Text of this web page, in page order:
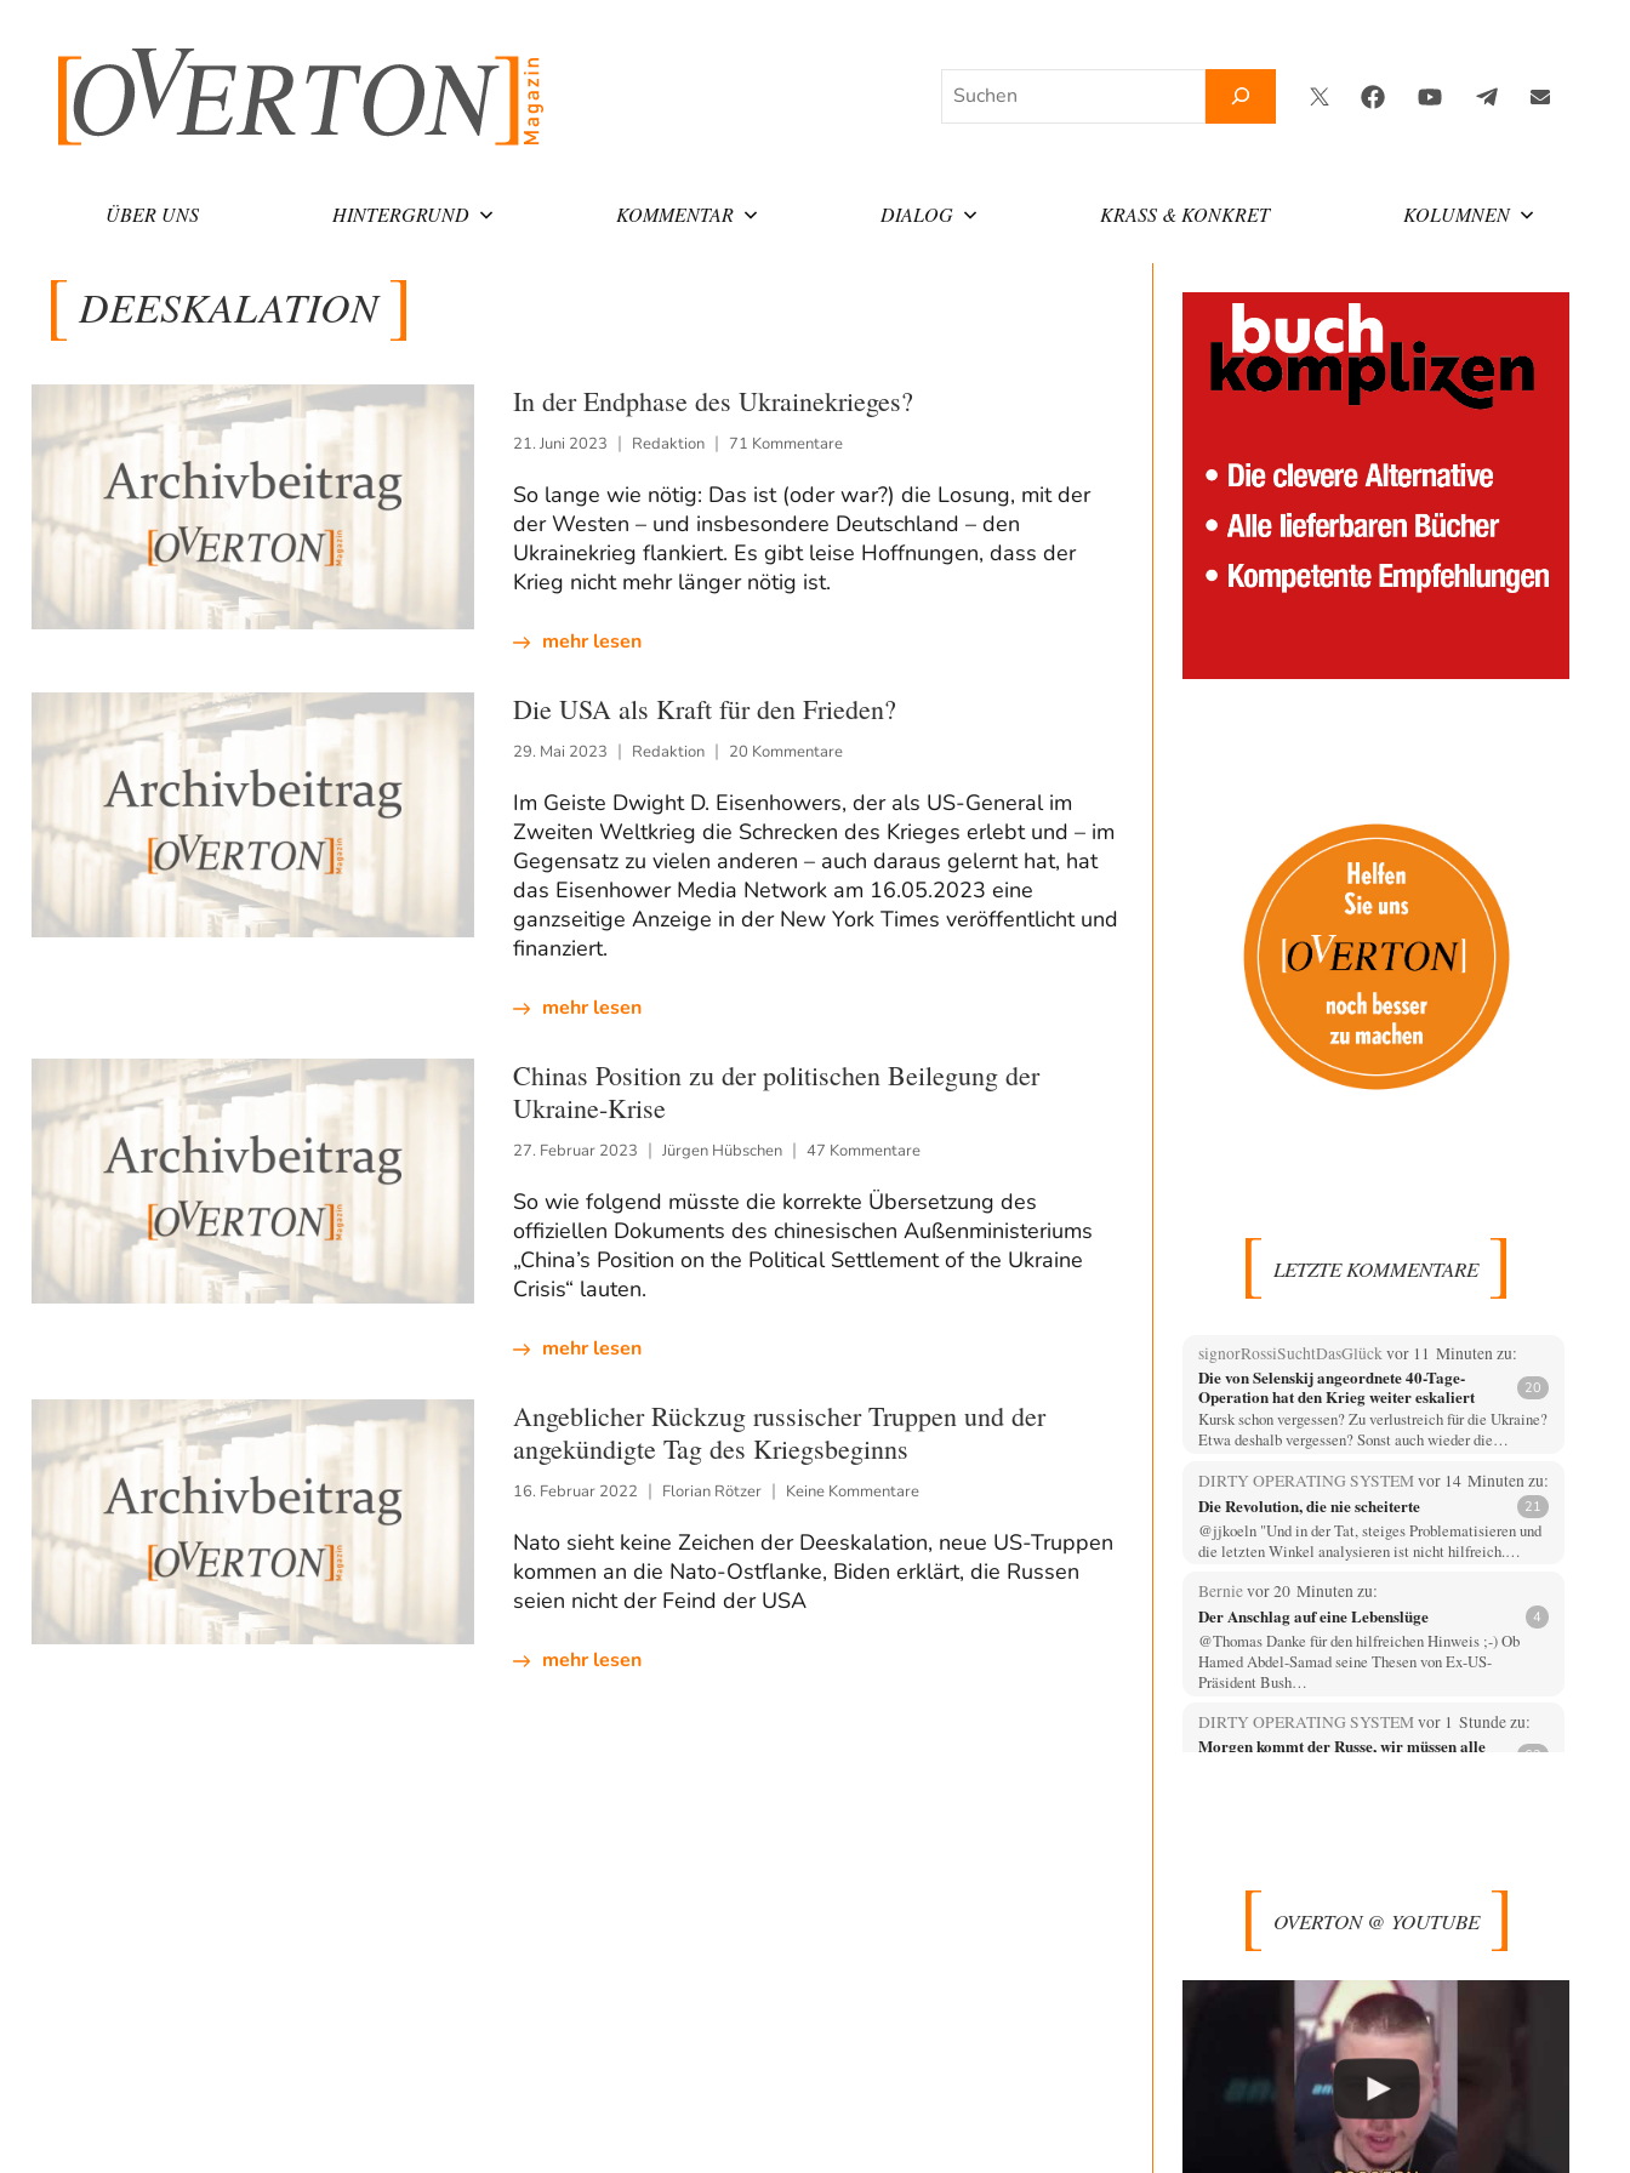
Suchen
TwitterFacebookYouTubeTelegramNewsletter
ÜBER UNS HINTERGRUND KOMMENTAR DIALOG KRASS & KONKRET KOLUMNEN
DEESKALATION
In der Endphase des Ukrainekrieges?
21. Juni 2023 Redaktion 71 Kommentare
So lange wie nötig: Das ist (oder war?) die Losung, mit der
der Westen – und insbesondere Deutschland – den
Ukrainekrieg flankiert. Es gibt leise Hoffnungen, dass der
Krieg nicht mehr länger nötig ist.
mehr lesen
Die USA als Kraft für den Frieden?
29. Mai 2023 Redaktion 20 Kommentare
Im Geiste Dwight D. Eisenhowers, der als US-General im
Zweiten Weltkrieg die Schrecken des Krieges erlebt und – im
Gegensatz zu vielen anderen – auch daraus gelernt hat, hat
das Eisenhower Media Network am 16.05.2023 eine
ganzseitige Anzeige in der New York Times veröffentlicht und
finanziert.
mehr lesen
Chinas Position zu der politischen Beilegung der
Ukraine-Krise
27. Februar 2023 Jürgen Hübschen 47 Kommentare
So wie folgend müsste die korrekte Übersetzung des
offiziellen Dokuments des chinesischen Außenministeriums
„China’s Position on the Political Settlement of the Ukraine
Crisis“ lauten.
mehr lesen
Angeblicher Rückzug russischer Truppen und der
angekündigte Tag des Kriegsbeginns
16. Februar 2022 Florian Rötzer Keine Kommentare
Nato sieht keine Zeichen der Deeskalation, neue US-Truppen
kommen an die Nato-Ostflanke, Biden erklärt, die Russen
seien nicht der Feind der USA
mehr lesen
LETZTE KOMMENTARE
signorRossiSuchtDasGlückvor 11 Minuten zu:
Die von Selenskij angeordnete 40-Tage-
Operation hat den Krieg weiter eskaliert
20
Kursk schon vergessen? Zu verlustreich für die Ukraine?
Etwa deshalb vergessen? Sonst auch wieder die…
DIRTY OPERATING SYSTEMvor 14 Minuten zu:
Die Revolution, die nie scheiterte 21
@jjkoeln "Und in der Tat, steiges Problematisieren und
die letzten Winkel analysieren ist nicht hilfreich.…
Bernievor 20 Minuten zu:
Der Anschlag auf eine Lebenslüge 4
@Thomas Danke für den hilfreichen Hinweis ;-) Ob
Hamed Abdel-Samad seine Thesen von Ex-US-
Präsident Bush…
DIRTY OPERATING SYSTEMvor 1 Stunde zu:
Morgen kommt der Russe, wir müssen alle
62
Wie arm sind wir, Herr Schneider?
Ja, wo könnte wohl ein Interview mit dem Schneider
Mischavor 2 Stunden zu:
Russische Blockade des Schwarzen Meeres
Celler Loch, CSD-Anschlag, alles schon da für den 6.9. -
jetzt fehlt eigentlich nur nocjh…
Kowolski
vor 2 Stunden zu:
Helmut Schelsky – Der Mann, der den
Marxismus überlebte
Vor ca. 10 Jahren war ich einmal zum Tag der offenen
OVERTON @ YOUTUBE